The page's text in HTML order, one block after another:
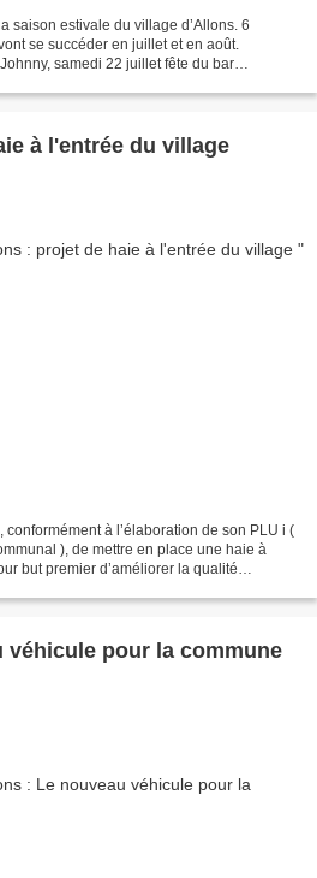
saison estivale du village d’Allons. 6
se succéder en juillet et en août.
samedi 22 juillet fête du bar
à l'entrée du village
conformément à l’élaboration de son PLU i (
), de mettre en place une haie à
but premier d’améliorer la qualité